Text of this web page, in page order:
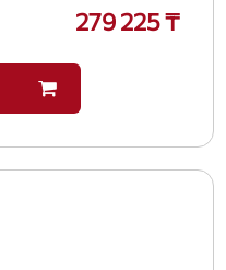
279 225 ₸